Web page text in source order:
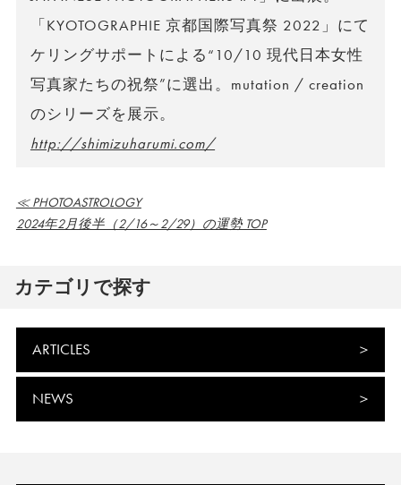
「KYOTOGRAPHIE 京都国際写真祭 2022」にて
ケリングサポートによる“10/10 現代日本女性
写真家たちの祝祭”に選出。mutation / creation
のシリーズを展示。
http://shimizuharumi.com/
≪ PHOTOASTROLOGY
2024年2月後半（2/16～2/29）の運勢 TOP
カテゴリで探す
ARTICLES
NEWS